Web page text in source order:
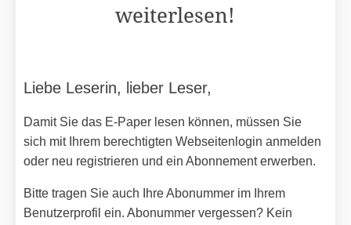
weiterlesen!
Liebe Leserin, lieber Leser,
Damit Sie das E-Paper lesen können, müssen Sie
sich mit Ihrem berechtigten Webseitenlogin anmelden
oder neu registrieren und ein Abonnement erwerben.
Bitte tragen Sie auch Ihre Abonummer im Ihrem
Benutzerprofil ein. Abonummer vergessen? Kein